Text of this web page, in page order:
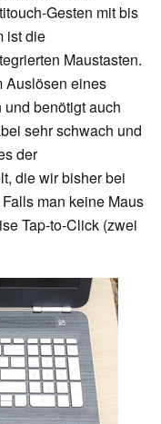
Gesten mit bis
ist die
Maustasten.
Auslösen eines
benötigt auch
sehr schwach und
der
die wir bisher bei
man keine Maus
Tap-to-Click (zwei